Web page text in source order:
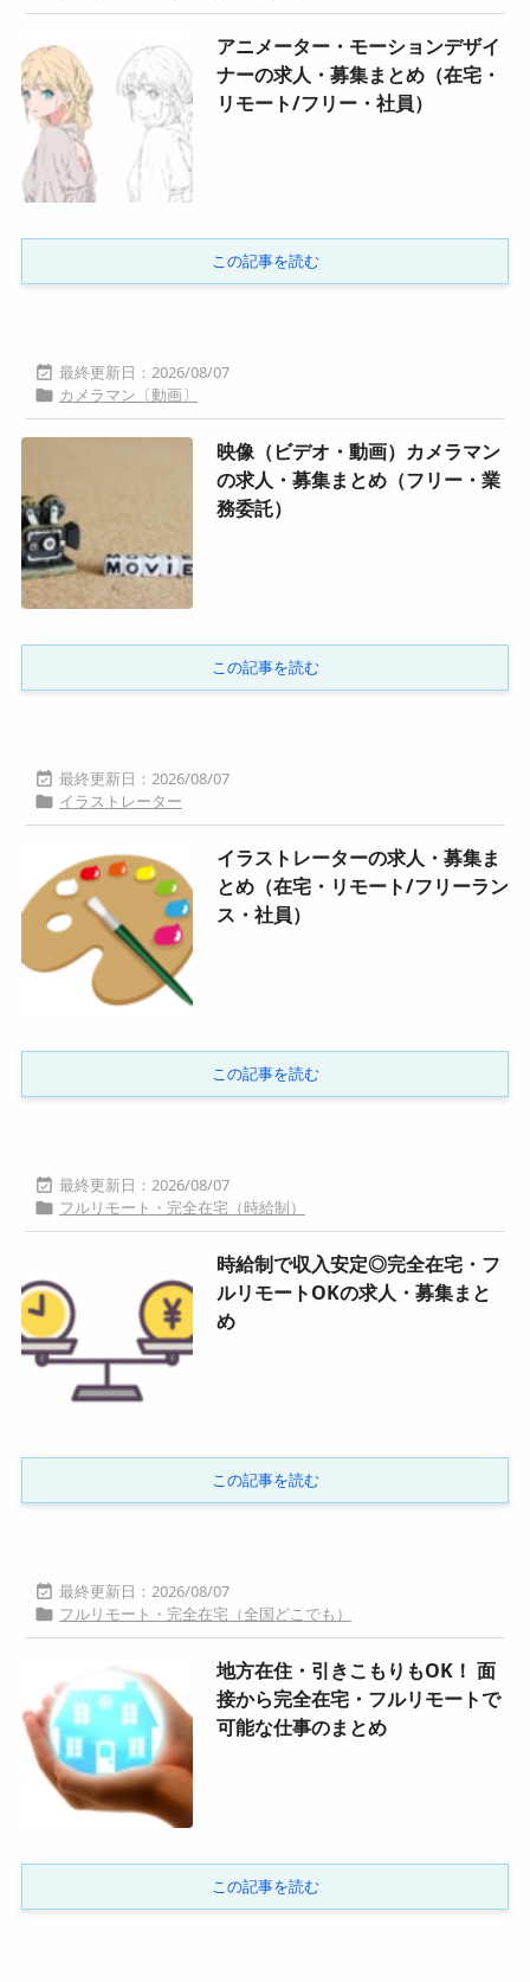
アニメーター・モーションデザイ
ナーの求人・募集まとめ（在宅・
リモート/フリー・社員）
この記事を読む
 2026/08/07
 カメラマン〔動画〕
映像（ビデオ・動画）カメラマン
の求人・募集まとめ（フリー・業
務委託）
この記事を読む
 2026/08/07
 イラストレーター
イラストレーターの求人・募集ま
とめ（在宅・リモート/フリーラン
ス・社員）
この記事を読む
 2026/08/07
 フルリモート・完全在宅（時給制）
時給制で収入安定◎完全在宅・フ
ルリモートOKの求人・募集まと
め
この記事を読む
 2026/08/07
 フルリモート・完全在宅（全国どこでも）
地方在住・引きこもりもOK！ 面
接から完全在宅・フルリモートで
可能な仕事のまとめ
この記事を読む